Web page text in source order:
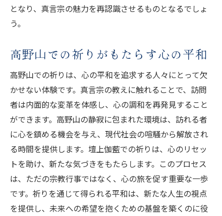
となり、真言宗の魅力を再認識させるものとなるでしょ
う。
高野山での祈りがもたらす心の平和
高野山での祈りは、心の平和を追求する人々にとって欠
かせない体験です。真言宗の教えに触れることで、訪問
者は内面的な変革を体感し、心の調和を再発見すること
ができます。高野山の静寂に包まれた環境は、訪れる者
に心を鎮める機会を与え、現代社会の喧騒から解放され
る時間を提供します。壇上伽藍での祈りは、心のリセッ
トを助け、新たな気づきをもたらします。このプロセス
は、ただの宗教行事ではなく、心の旅を促す重要な一歩
です。祈りを通じて得られる平和は、新たな人生の視点
を提供し、未来への希望を抱くための基盤を築くのに役